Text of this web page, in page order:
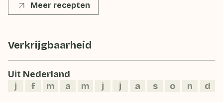
Meer recepten
Verkrijgbaarheid
Uit Nederland
j
f m a m j j a s o n d